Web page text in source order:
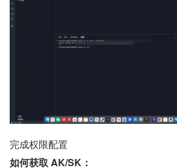
完成权限配置
如何获取 AK/SK：